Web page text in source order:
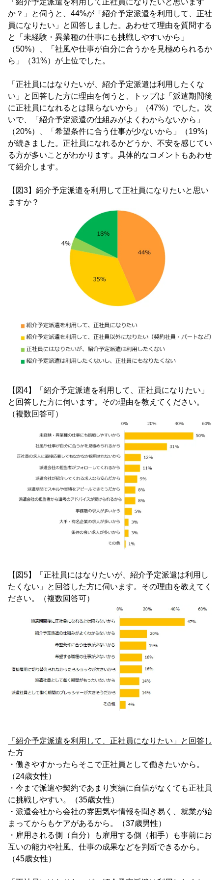
「紹介予定派遣を利用して正社員になりたいと思います
か？」と伺うと、44%が「紹介予定派遣を利用して、正社
員になりたい」と回答しました。あわせて理由を質問する
と「未経験・異業種の仕事にも挑戦しやすいから」
（50%）、「社風や仕事が自分に合うかを見極められるか
ら」（31%）が上位でした。
「正社員にはなりたいが、紹介予定派遣は利用したくな
い」と回答した方に理由を伺うと、トップは「派遣期間後
に正社員になれるとは限らないから」（47%）でした。次
いで、「紹介予定派遣の仕組みがよくわからないから」
（20%）、「希望条件に合う仕事が少ないから」（19%）
が続きました。正社員になれるかどうか、不安を感じてい
る方が多いことがわかります。具体的なコメントもあわせ
て紹介します。
【図3】紹介予定派遣を利用して正社員になりたいと思い
ますか？
【図4】「紹介予定派遣を利用して、正社員になりたい」
と回答した方に伺います。その理由を教えてください。
（複数回答可）
【図5】「正社員にはなりたいが、紹介予定派遣は利用し
たくない」と回答した方に伺います。その理由を教えてく
ださい。（複数回答可）
「紹介予定派遣を利用して、正社員になりたい」と回答し
た方
・働きやすかったらそこで正社員として働きたいから。
（24歳女性）
・今まで派遣や契約であまり実績に自信がなくても正社員
に挑戦しやすい。（35歳女性）
・派遣会社から会社の雰囲気や情報を聞き易く、就業が始
まってからもケアがあるから。（37歳男性）
・雇用される側（自分）も雇用する側（相手）も事前にお
互いの能力や社風、仕事の成果などを判断できるから。
（45歳女性）